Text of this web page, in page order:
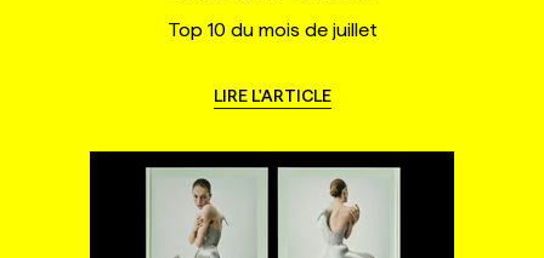
Top 10 du mois de juillet
LIRE L'ARTICLE